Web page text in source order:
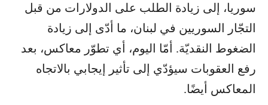
سوريا، إلى زيادة الطلب على الدولارات من قبل
التجّار السوريين في لبنان، ما أدّى إلى زيادة
الضغوط النقديّة. أمّا اليوم، أي تطوّر معاكس، بعد
رفع العقوبات سيؤدّي إلى تأثير إيجابي بالاتجاه
المعاكس أيضًا.